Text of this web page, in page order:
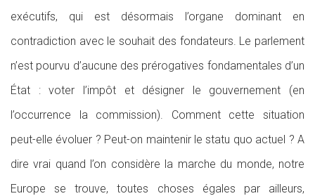
exécutifs, qui est désormais l’organe dominant en
contradiction avec le souhait des fondateurs. Le parlement
n’est pourvu d’aucune des prérogatives fondamentales d’un
État : voter l’impôt et désigner le gouvernement (en
l’occurrence la commission). Comment cette situation
peut-elle évoluer ? Peut-on maintenir le statu quo actuel ? A
dire vrai quand l’on considère la marche du monde, notre
Europe se trouve, toutes choses égales par ailleurs,